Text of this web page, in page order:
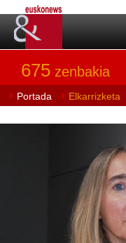
675 zenbakia
Portada Elkarrizketa